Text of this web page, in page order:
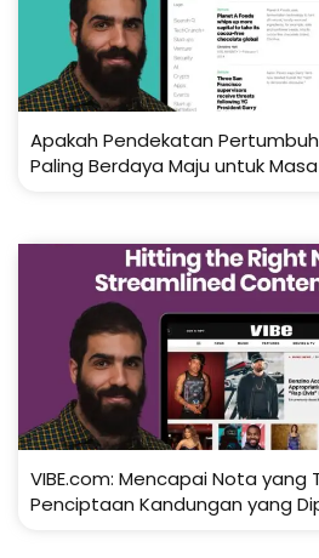
Apakah Pendekatan
Paling Berdaya Maju untuk
VIBE.com: Mencapai Nota
Penciptaan Kandungan yang